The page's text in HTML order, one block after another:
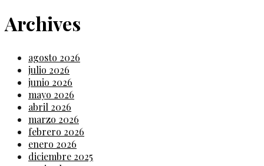
Archives
agosto 2026
julio 2026
junio 2026
mayo 2026
abril 2026
marzo 2026
febrero 2026
enero 2026
diciembre 2025